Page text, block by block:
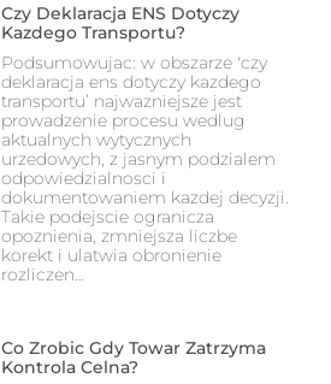
Czy Deklaracja ENS Dotyczy
Kazdego Transportu?
Podsumowujac: w obszarze 'czy
deklaracja ens dotyczy kazdego
transportu’ najwazniejsze jest
prowadzenie procesu wedlug
aktualnych wytycznych
urzedowych, z jasnym podzialem
odpowiedzialnosci i
dokumentowaniem kazdej decyzji.
Takie podejscie ogranicza
opoznienia, zmniejsza liczbe
korekt i ulatwia obronienie
rozliczen…
Co Zrobic Gdy Towar Zatrzyma
Kontrola Celna?